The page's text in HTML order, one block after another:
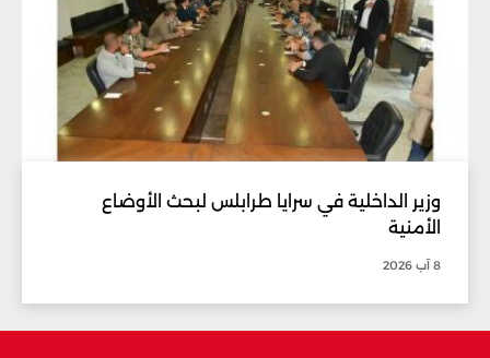
وزير الداخلية في سرايا طرابلس لبحث الأوضاع
الأمنية
8 آب 2026